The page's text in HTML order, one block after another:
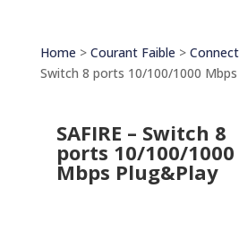
Home > Courant Faible >
Switch 8 ports 10/100/1000
SAFIRE – Switch 8
ports 10/100/1000
Mbps Plug&Play